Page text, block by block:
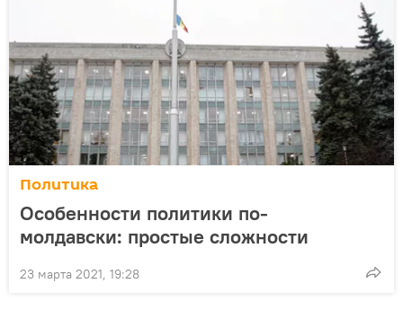
Политика
Особенности политики по-
молдавски: простые сложности
23 марта 2021, 19:28